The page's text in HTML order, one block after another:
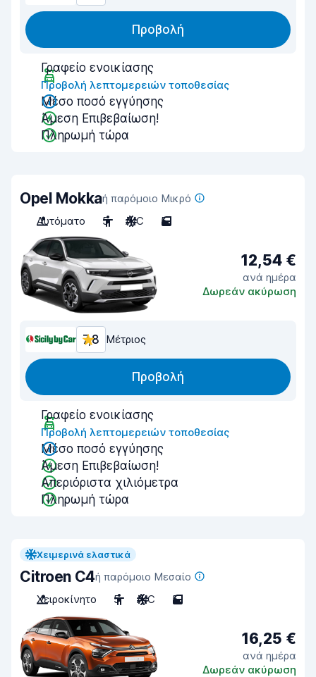
Προβολή
Γραφείο ενοικίασης
Προβολή λεπτομερειών τοποθεσίας
Μέσο ποσό εγγύησης
Άμεση Επιβεβαίωση!
Πληρωμή τώρα
Opel Mokkaή παρόμοιο Μικρό
Αυτόματο
5 A/C 5
12,54 €
ανά ημέρα
Δωρεάν ακύρωση
7,8 Μέτριος
Προβολή
Γραφείο ενοικίασης
Προβολή λεπτομερειών τοποθεσίας
Μέσο ποσό εγγύησης
Άμεση Επιβεβαίωση!
Απεριόριστα χιλιόμετρα
Πληρωμή τώρα
Χειμερινά ελαστικά
Citroen C4ή παρόμοιο Μεσαίο
Χειροκίνητο
5 A/C 5
16,25 €
ανά ημέρα
Δωρεάν ακύρωση